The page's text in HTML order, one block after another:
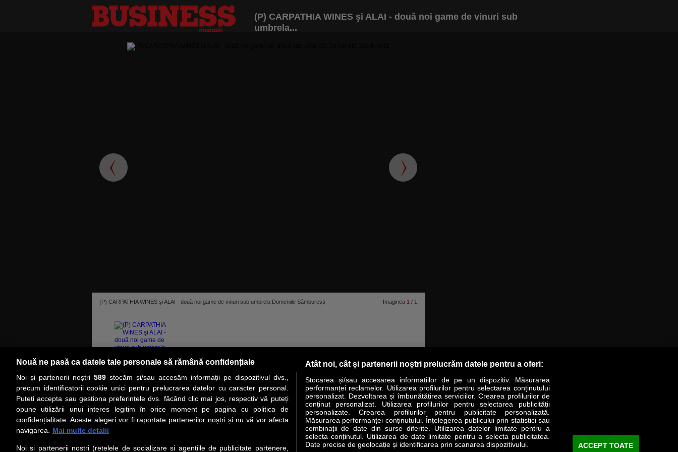
(P) CARPATHIA WINES şi ALAI - două noi game de vinuri sub
umbrela...
(P) CARPATHIA WINES şi ALAI - două noi game de vinuri sub umbrela Domeniile Sâmbureşti Imaginea 1 / 1
citeşte toată ştirea
PRIMA PAGINĂ COVER STORY LIDERI ANALIZE HI-TECH MEET THE CEO LIFESTYLE SPECIAL OPINII
Social Servicii Revista Business Magazin
Nouă ne pasă ca datele tale personale să rămână confidențiale
Noi și partenerii noștri 589stocăm și/sau accesăm informații pe dispozitivul dvs.,
precum identificatorii cookie unici pentru prelucrarea datelor cu caracter personal.
Puteți accepta sau gestiona preferințele dvs. făcând clic mai jos, respectiv vă puteți
opune utilizării unui interes legitim în orice moment pe pagina cu politica de
confidențialitate. Aceste alegeri vor fi raportate partenerilor noștri și nu vă vor afecta
navigarea.
Mai multe detalii
Noi si partenerii nostri (retelele de socializare si agentiile de publicitate partenere,
Atât noi, cât și partenerii noștri prelucrăm datele pentru a oferi:
Stocarea și/sau accesarea informațiilor de pe un dispozitiv. Măsurarea
performanței reclamelor. Utilizarea profilurilor pentru selectarea conținutului
personalizat. Dezvoltarea și îmbunătățirea serviciilor. Crearea profilurilor de
conținut personalizat. Utilizarea profilurilor pentru selectarea publicității
personalizate. Crearea profilurilor pentru publicitate personalizată.
Măsurarea performanței conținutului. Înțelegerea publicului prin statistici sau
combinații de date din surse diferite. Utilizarea datelor limitate pentru a
selecta conținutul. Utilizarea de date limitate pentru a selecta publicitatea.
Date precise de geolocație și identificarea prin scanarea dispozitivului.
ACCEPT TOATE